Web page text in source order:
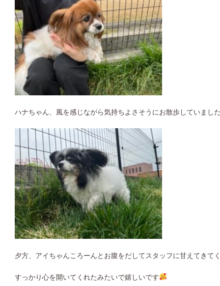
ハナちゃん、風を感じながら気持ちよさそうにお散歩していまし
夕方、アイちゃんころーんとお腹をだしてスタッフに甘えてきて
すっかり心を開いてくれたみたいで嬉しいです